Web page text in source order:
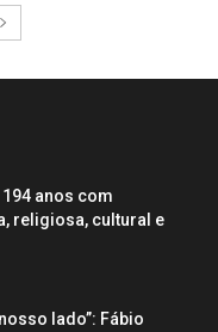
anos com
religiosa, cultural e
lado”: Fábio